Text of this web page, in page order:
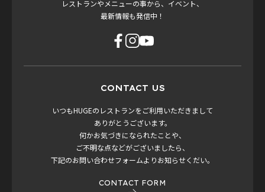
レストランやメニューの事から、イベント、
最新情報も発信中！
CONTACT US
いつもHUGEのレストランをご利用いただきまして
ありがとうございます。
何かお気づきになられたことや、
ご不明な点などがございましたら、
下記のお問い合わせフォームよりお知らせくだい。
CONTACT FORM